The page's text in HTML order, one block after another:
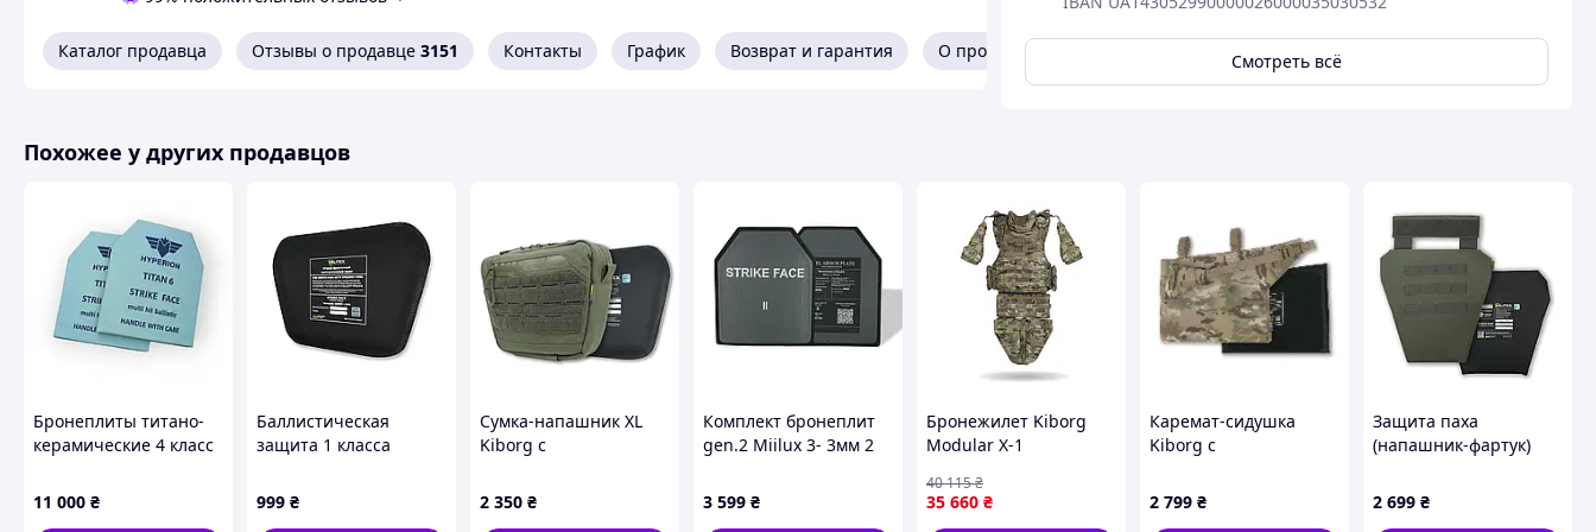
Смотреть всё
Каталог продавца Отзывы о продавце 3151 Контакты График Возврат и гарантия О продавце
Похожее у других продавцов
Бронеплиты титано-
керамические 4 класс
(комплект 2 шт, 2,2 кг)
11 000 ₴
Баллистическая
защита 1 класса
защиту паха M
(26,2*15,8 см)
999 ₴
Сумка-напашник XL
Kiborg с
защитой 2 класс
Militex Хаки
2 350 ₴
Комплект бронеплит
gen.2 Miilux 3- 3мм 2
3 599 ₴
Бронежилет Kiborg
Modular X-1
баллистической
защитой Militex (2
35 660 ₴
40 115₴
Каремат-сидушка
Kiborg с
пакетом 1 класс
защиты Militex 20mm
2 799 ₴
Защита паха
(напашник-фартук)
баллистической
защитой Militex 2
2 699 ₴